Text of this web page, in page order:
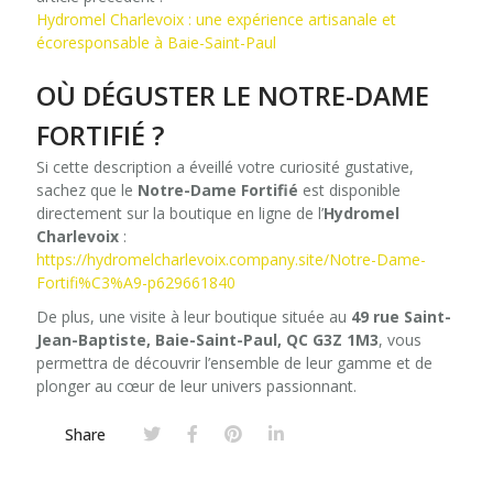
Hydromel Charlevoix : une expérience artisanale et
écoresponsable à Baie-Saint-Paul
OÙ DÉGUSTER LE NOTRE-DAME
FORTIFIÉ ?
Si cette description a éveillé votre curiosité gustative,
sachez que le Notre-Dame Fortifié est disponible
directement sur la boutique en ligne de l’Hydromel
Charlevoix:
https://hydromelcharlevoix.company.site/Notre-Dame-
Fortifi%C3%A9-p629661840
De plus, une visite à leur boutique située au 49 rue Saint-
Jean-Baptiste, Baie-Saint-Paul, QC G3Z 1M3, vous
permettra de découvrir l’ensemble de leur gamme et de
plonger au cœur de leur univers passionnant.
Share